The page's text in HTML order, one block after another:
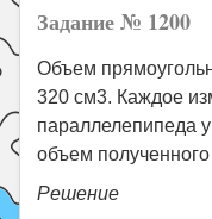
Задание № 1200
Объем
320 см3. Каждое
параллелепипеда
объем
Решение